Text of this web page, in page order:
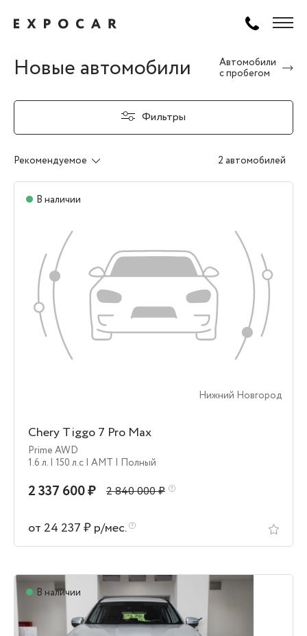
Новые автомобили
Автомобили
с пробегом
Фильтры
Рекомендуемое 2 автомобилей
В наличии
Нижний Новгород
Chery Tiggo 7 Pro Max
Prime AWD
1.6 л. | 150 л.c | AMT | Полный
2 337 600 ₽ 2 840 000 ₽
от 24 237 ₽ р/мес.
В наличии